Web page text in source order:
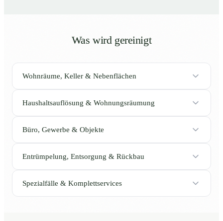
Was wird gereinigt
Wohnräume, Keller & Nebenflächen
Haushaltsauflösung & Wohnungsräumung
Büro, Gewerbe & Objekte
Entrümpelung, Entsorgung & Rückbau
Spezialfälle & Komplettservices